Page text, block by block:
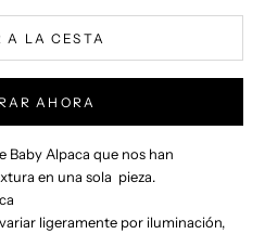
A LA CESTA
AHORA
Baby Alpaca que nos han
en una sola pieza.
ligeramente por iluminación,